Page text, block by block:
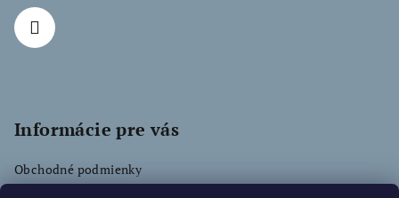
Informácie pre vás
Obchodné podmienky